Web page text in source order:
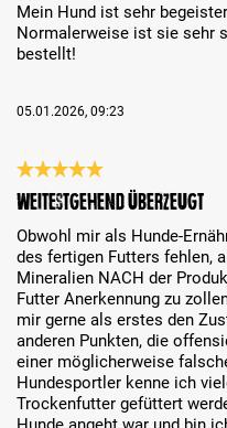
Mein Hund ist sehr
Normalerweise ist sie sehr
bestellt!
05.01.2026, 09:23
Review with rating of 5 out of
Weitestgehend überzeugt
Obwohl mir als Hunde-
des fertigen Futters fehlen,
Mineralien NACH der
Futter Anerkennung zu
mir gerne als erstes den
anderen Punkten, die
einer möglicherweise
Hundesportler kenne ich
Trockenfutter gefüttert